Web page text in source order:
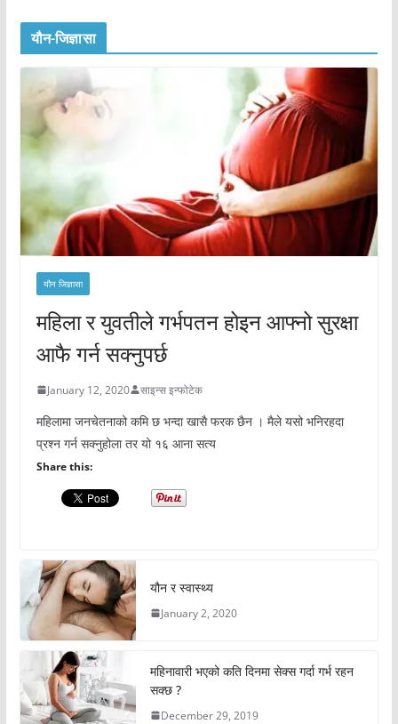
यौन-जिज्ञासा
यौन जिज्ञासा
महिला र युवतीले गर्भपतन होइन आफ्नो सुरक्षा
आफै गर्न सक्नुपर्छ
January 12, 2020 साइन्स इन्फोटेक
महिलामा जनचेतनाको कमि छ भन्दा खासै फरक छैन । मैले यसो भनिरहदा
प्रश्न गर्न सक्नुहोला तर यो १६ आना सत्य
Share this:
यौन र स्वास्थ्य
January 2, 2020
महिनावारी भएको कति दिनमा सेक्स गर्दा गर्भ रहन
सक्छ ?
December 29, 2019